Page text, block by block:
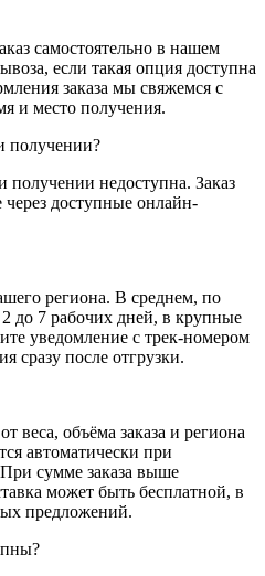
самостоятельно в нашем
если такая опция доступна
заказа мы свяжемся с
и место получения.
получении?
недоступна. Заказ
через доступные онлайн-
региона. В среднем, по
до 7 рабочих дней, в крупные
уведомление с трек-номером
сразу после отгрузки.
веса, объёма заказа и региона
автоматически при
сумме заказа выше
может быть бесплатной, в
предложений.